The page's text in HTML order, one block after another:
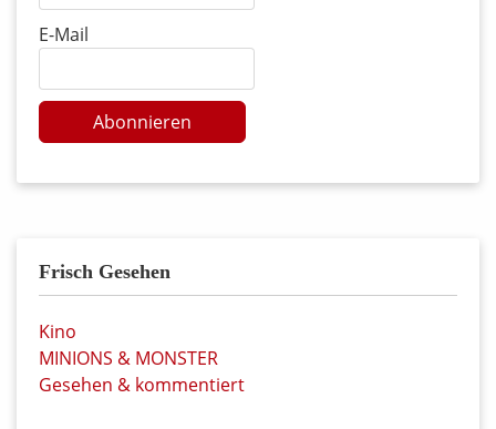
E-Mail
Abonnieren
Frisch Gesehen
Kino
MINIONS & MONSTER
Gesehen & kommentiert